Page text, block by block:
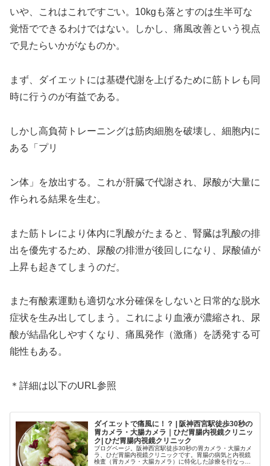
いや、これはこれですごい。10kgも落とすのは生半可な
覚悟でできるわけではない。しかし、痛風改善という視点
で見たらいかがなものか。
まず、ダイエットには基礎代謝を上げるために筋トレも同
時に行うのが有益である。
しかし高負荷トレーニングは筋肉細胞を破壊し、細胞内に
ある「プリ
ン体」を放出する。これが肝臓で代謝され、尿酸が大量に
作られる結果を生む。
また筋トレにより体内に乳酸がたまると、腎臓は乳酸の排
出を優先するため、尿酸の排泄が後回しになり、尿酸値が
上昇も起きてしまうのだ。
また有酸素運動も適切な水分確保をしないと日常的な脱水
症状を生み出してしまう。これにより血液が濃縮され、尿
酸が結晶化しやすくなり、痛風発作（激痛）を誘発する可
能性もある。
＊詳細は以下のURL参照
ダイエットで痛風に！？ | 阪神西宮駅徒歩30秒の
胃カメラ・大腸カメラ｜ひだ胃腸内視鏡クリニッ
ク| ひだ胃腸内視鏡クリニック
ブログページ。阪神西宮駅徒歩30秒の胃カメラ・大腸カメ
ラ、ひだ胃腸内視鏡クリニックです。胃腸の病気と内視鏡
検査（胃カメラ・大腸カメラ）に特化した診療を行なって